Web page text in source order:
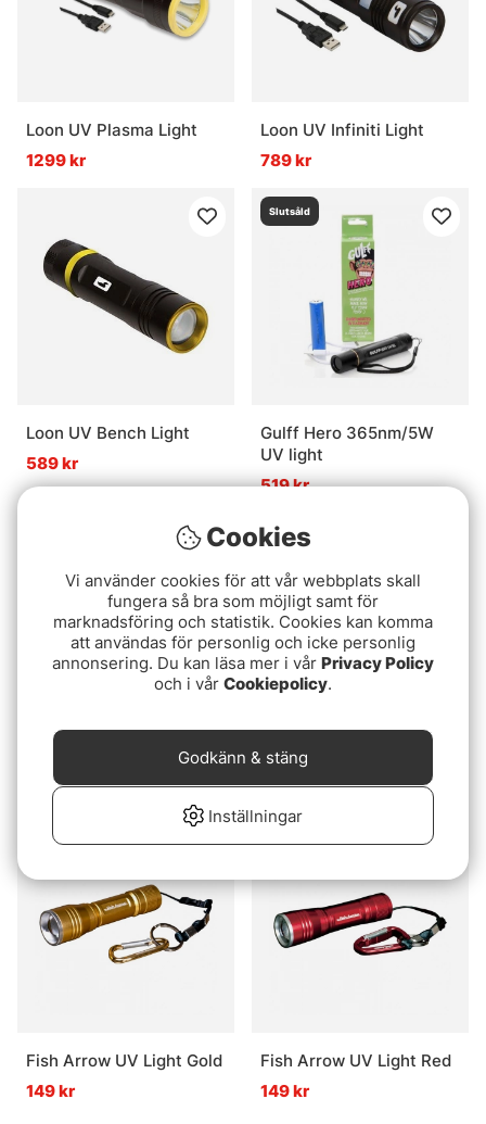
Loon UV Plasma Light
1299 kr
Loon UV Infiniti Light
789 kr
Loon UV Bench Light
589 kr
Slutsåld
Gulff Hero 365nm/5W
UV light
519 kr
339 kr
Slutsåld
UV Lampa
179 kr
Slutsåld
Fish Arrow UV Light Gold
149 kr
Fish Arrow UV Light Red
149 kr
Cookies
Vi använder cookies för att vår webbplats skall
fungera så bra som möjligt samt för
marknadsföring och statistik. Cookies kan komma
att användas för personlig och icke personlig
annonsering. Du kan läsa mer i vår Privacy Policy
och i vår Cookiepolicy.
Inställningar
Godkänn & stäng